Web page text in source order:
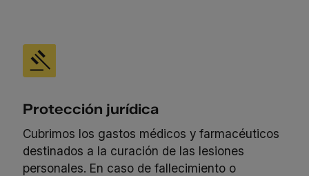
Protección jurídica
Cubrimos los gastos médicos y farmacéuticos
destinados a la curación de las lesiones
personales. En caso de fallecimiento o